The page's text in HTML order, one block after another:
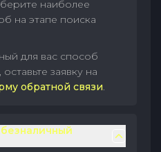
наиболее
на этапе поиска
для вас способ
заявку на
обратной связи.